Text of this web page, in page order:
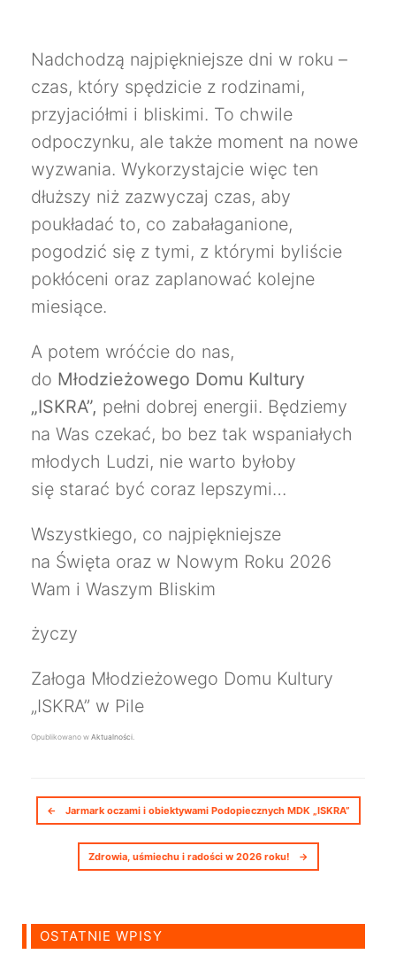
Nadchodzą najpiękniejsze dni w roku –
czas, który spędzicie z rodzinami,
przyjaciółmi i bliskimi. To chwile
odpoczynku, ale także moment na nowe
wyzwania. Wykorzystajcie więc ten
dłuższy niż zazwyczaj czas, aby
poukładać to, co zabałaganione,
pogodzić się z tymi, z którymi byliście
pokłóceni oraz zaplanować kolejne
miesiące.
A potem wróćcie do nas,
do Młodzieżowego Domu Kultury
„ISKRA”, pełni dobrej energii. Będziemy
na Was czekać, bo bez tak wspaniałych
młodych Ludzi, nie warto byłoby
się starać być coraz lepszymi…
Wszystkiego, co najpiękniejsze
na Święta oraz w Nowym Roku 2026
Wam i Waszym Bliskim
życzy
Załoga Młodzieżowego Domu Kultury
„ISKRA” w Pile
Opublikowano w Aktualności.
Nawigacja postów
← Jarmark oczami i obiektywami Podopiecznych MDK „ISKRA”
Zdrowia, uśmiechu i radości w 2026 roku! →
OSTATNIE WPISY